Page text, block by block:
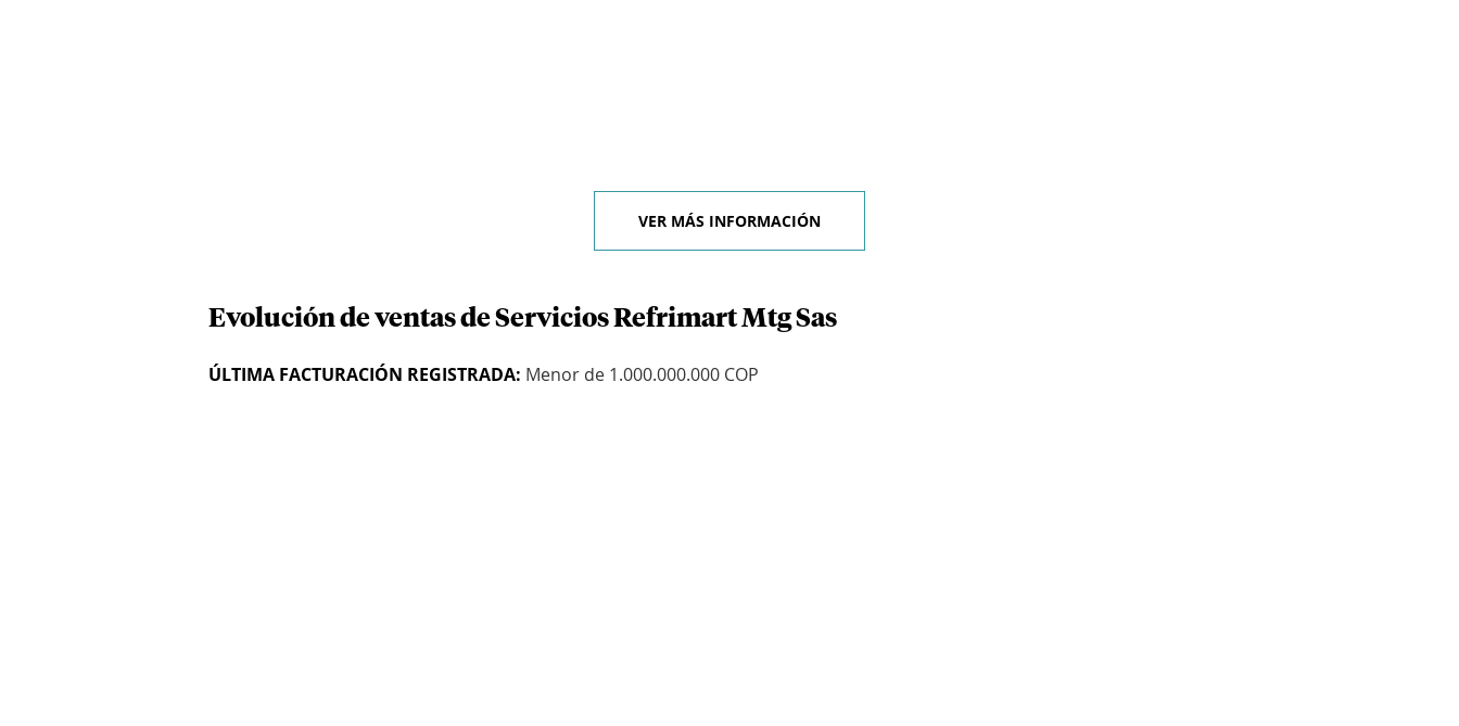
VER MÁS INFORMACIÓN
Evolución de ventas de Servicios Refrimart Mtg Sas
ÚLTIMA FACTURACIÓN REGISTRADA: Menor de 1.000.000.000 COP